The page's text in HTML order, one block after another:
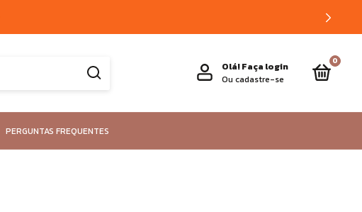
Olá!Faça login
Ou cadastre-se
0
PERGUNTAS FREQUENTES